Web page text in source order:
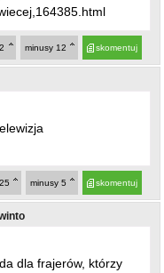
skomentuj
minusy 12
2
skomentuj
minusy 5
25
dla frajerów, którzy